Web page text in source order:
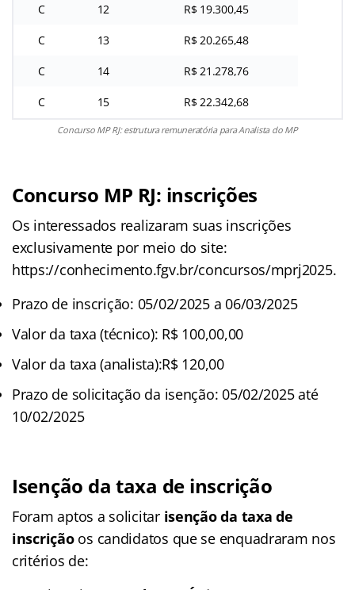
C 12 R$ 19.300,45
C 13 R$ 20.265,48
C 14 R$ 21.278,76
C 15 R$ 22.342,68
Concurso MP RJ: estrutura remuneratória para Analista do MP
Concurso MP RJ: inscrições
Os interessados realizaram suas inscrições
exclusivamente por meio do site:
https://conhecimento.fgv.br/concursos/mprj2025.
Prazo de inscrição: 05/02/2025 a 06/03/2025
Valor da taxa (técnico): R$ 100,00,00
Valor da taxa (analista):R$ 120,00
Prazo de solicitação da isenção: 05/02/2025 até
10/02/2025
Isenção da taxa de inscrição
Foram aptos a solicitar isenção da taxa de
inscrição os candidatos que se enquadraram nos
critérios de: